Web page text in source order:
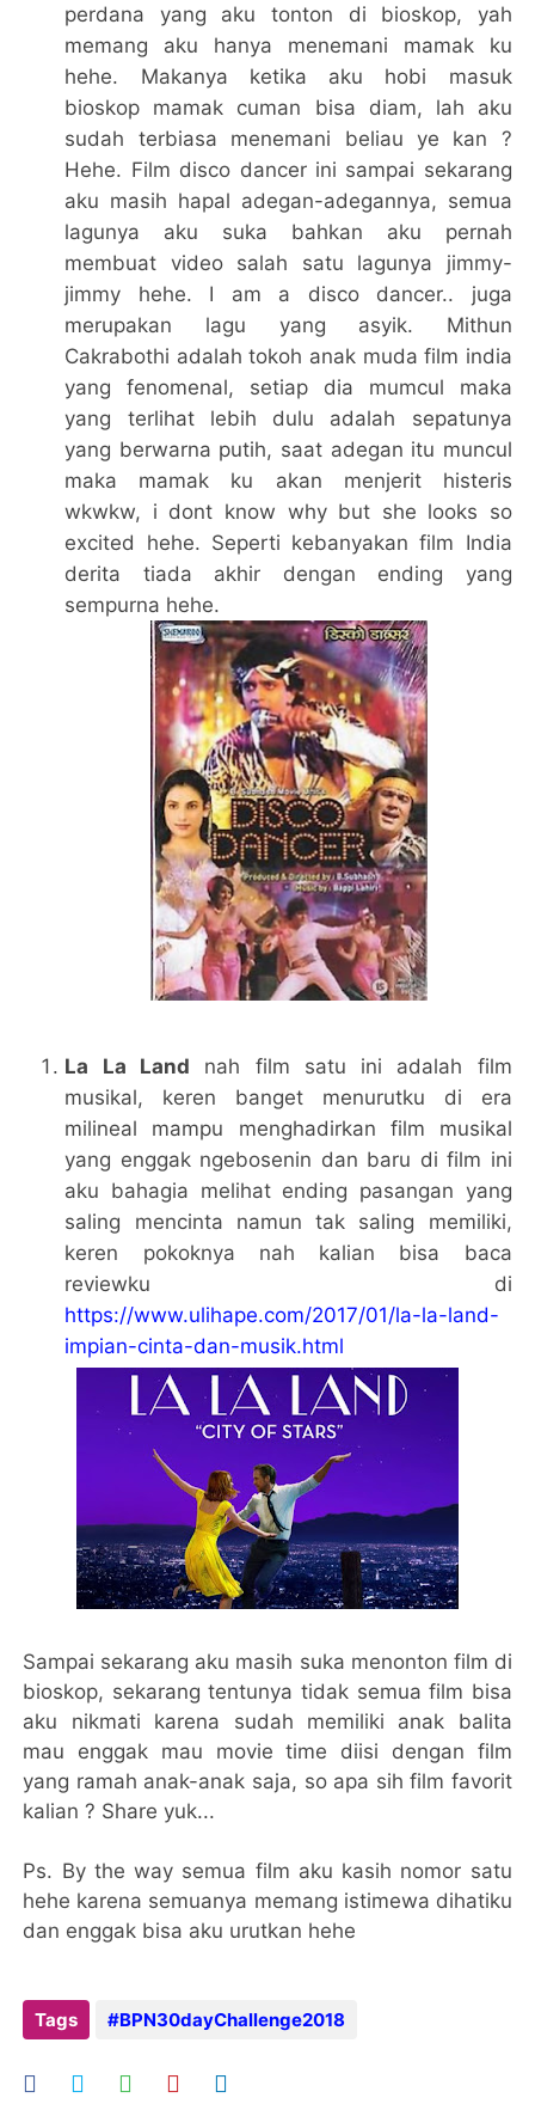
perdana yang aku tonton di bioskop, yah
memang aku hanya menemani mamak ku
hehe. Makanya ketika aku hobi masuk
bioskop mamak cuman bisa diam, lah aku
sudah terbiasa menemani beliau ye kan ?
Hehe. Film disco dancer ini sampai sekarang
aku masih hapal adegan-adegannya, semua
lagunya aku suka bahkan aku pernah
membuat video salah satu lagunya jimmy-
jimmy hehe. I am a disco dancer.. juga
merupakan lagu yang asyik. Mithun
Cakrabothi adalah tokoh anak muda film india
yang fenomenal, setiap dia mumcul maka
yang terlihat lebih dulu adalah sepatunya
yang berwarna putih, saat adegan itu muncul
maka mamak ku akan menjerit histeris
wkwkw, i dont know why but she looks so
excited hehe. Seperti kebanyakan film India
derita tiada akhir dengan ending yang
sempurna hehe.
La La Land nah film satu ini adalah film
musikal, keren banget menurutku di era
milineal mampu menghadirkan film musikal
yang enggak ngebosenin dan baru di film ini
aku bahagia melihat ending pasangan yang
saling mencinta namun tak saling memiliki,
keren pokoknya nah kalian bisa baca
reviewku di
https://www.ulihape.com/2017/01/la-la-land-
impian-cinta-dan-musik.html
Sampai sekarang aku masih suka menonton film di
bioskop, sekarang tentunya tidak semua film bisa
aku nikmati karena sudah memiliki anak balita
mau enggak mau movie time diisi dengan film
yang ramah anak-anak saja, so apa sih film favorit
kalian ? Share yuk...
Ps. By the way semua film aku kasih nomor satu
hehe karena semuanya memang istimewa dihatiku
dan enggak bisa aku urutkan hehe
Tags #BPN30dayChallenge2018